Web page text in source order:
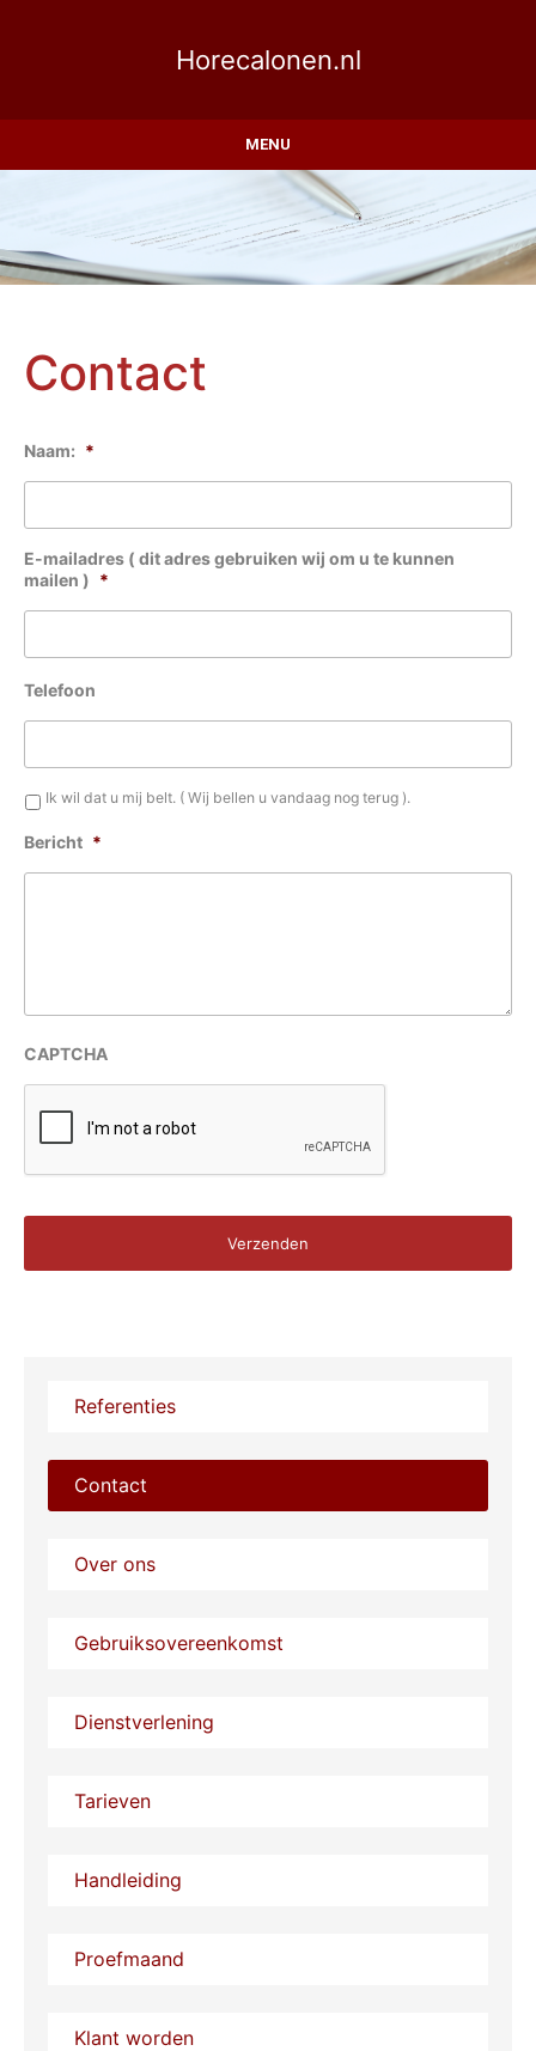
Horecalonen.nl
MENU
Contact
Naam: *
E-mailadres ( dit adres gebruiken wij om u te kunnen
mailen ) *
Telefoon
Ik wil dat u mij belt. ( Wij bellen u vandaag nog terug ).
Bericht *
CAPTCHA
Referenties
Contact
Over ons
Gebruiksovereenkomst
Dienstverlening
Tarieven
Handleiding
Proefmaand
Klant worden